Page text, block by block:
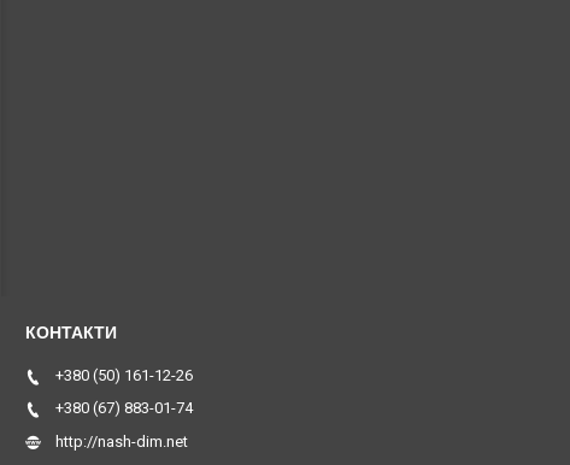
+380 (50) 161-12-26
+380 (67) 883-01-74
http://nash-dim.net